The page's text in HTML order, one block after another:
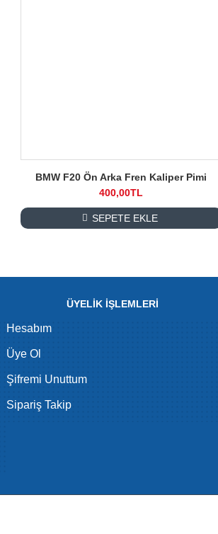
BMW F20 Ön Arka Fren Kaliper Pimi
400,00TL
SEPETE EKLE
ÜYELİK İŞLEMLERİ
Hesabım
Üye Ol
Şifremi Unuttum
Sipariş Takip